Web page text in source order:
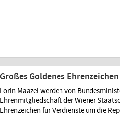
Großes Goldenes
Lorin Maazel werden von
Ehrenmitgliedschaft der Wiener
Ehrenzeichen für Verdienste um die